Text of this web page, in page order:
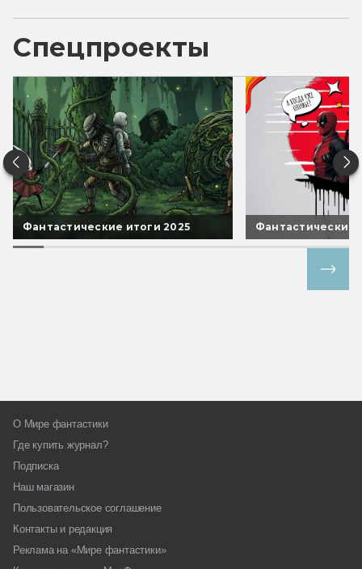
Спецпроекты
Фантастические итоги 2025 Фантастические
О Мире фантастики
Где купить журнал?
Подписка
Наш магазин
Пользовательское соглашение
Контакты и редакция
Реклама на «Мире фантастики»